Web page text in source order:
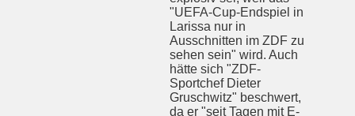
"UEFA-Cup-Endspiel in
Larissa nur in
Ausschnitten im ZDF zu
sehen sein" wird. Auch
hätte sich "ZDF-
Sportchef Dieter
Gruschwitz" beschwert,
da er "seit Tagen mit E-